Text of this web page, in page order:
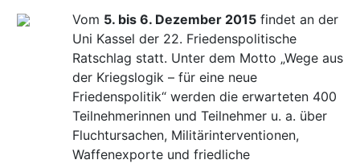
Vom 5. bis 6. Dezember 2015 findet an der
Uni Kassel der 22. Friedenspolitische
Ratschlag statt. Unter dem Motto „Wege aus
der Kriegslogik – für eine neue
Friedenspolitik“ werden die erwarteten 400
Teilnehmerinnen und Teilnehmer u. a. über
Fluchtursachen, Militärinterventionen,
Waffenexporte und friedliche